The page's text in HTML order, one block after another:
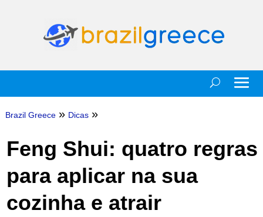
Brazil Greece » Dicas »
Feng Shui: quatro regras
para aplicar na sua
cozinha e atrair